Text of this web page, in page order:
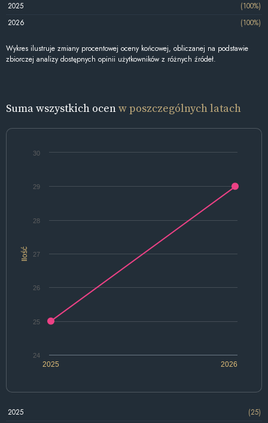
2025
(100%)
2026
(100%)
Wykres ilustruje zmiany procentowej oceny końcowej, obliczanej na podstawie
zbiorczej analizy dostępnych opinii użytkowników z różnych źródeł.
Suma wszystkich ocenw poszczególnych latach
Ilość
2025 2026
24
25
26
27
28
29
30
2025
(25)